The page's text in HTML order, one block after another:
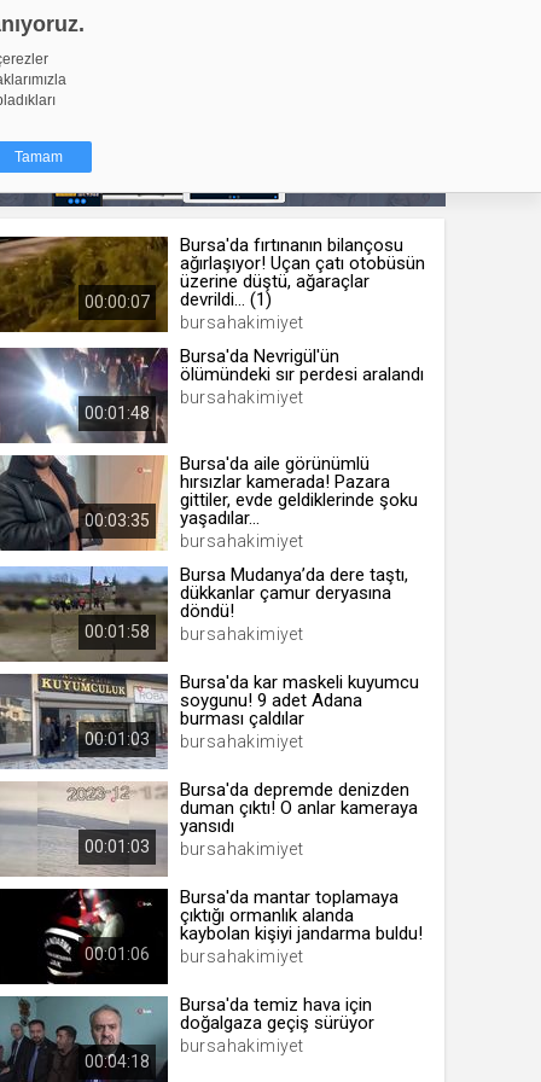
Tamam
küçük
İzniniz şu
hale
bir
Türü
yıl
yıl
00:00:07
Bursa'da fırtınanın bilançosu
ağırlaşıyor! Uçan çatı otobüsün
üzerine düştü, ağaraçlar
devrildi... (1)
bursahakimiyet
00:01:48
Bursa'da Nevrigül'ün
ölümündeki sır perdesi aralandı
bursahakimiyet
00:03:35
Bursa'da aile görünümlü
hırsızlar kamerada! Pazara
gittiler, evde geldiklerinde şoku
yaşadılar...
bursahakimiyet
00:01:58
Bursa Mudanya’da dere taştı,
dükkanlar çamur deryasına
döndü!
bursahakimiyet
00:01:03
Bursa'da kar maskeli kuyumcu
soygunu! 9 adet Adana
burması çaldılar
bursahakimiyet
00:01:03
Bursa'da depremde denizden
duman çıktı! O anlar kameraya
yansıdı
bursahakimiyet
00:01:06
Bursa'da mantar toplamaya
çıktığı ormanlık alanda
kaybolan kişiyi jandarma buldu!
bursahakimiyet
00:04:18
Bursa'da temiz hava için
doğalgaza geçiş sürüyor
bursahakimiyet